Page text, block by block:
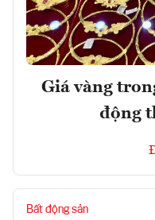
Giá vàng
động
Bất động sản